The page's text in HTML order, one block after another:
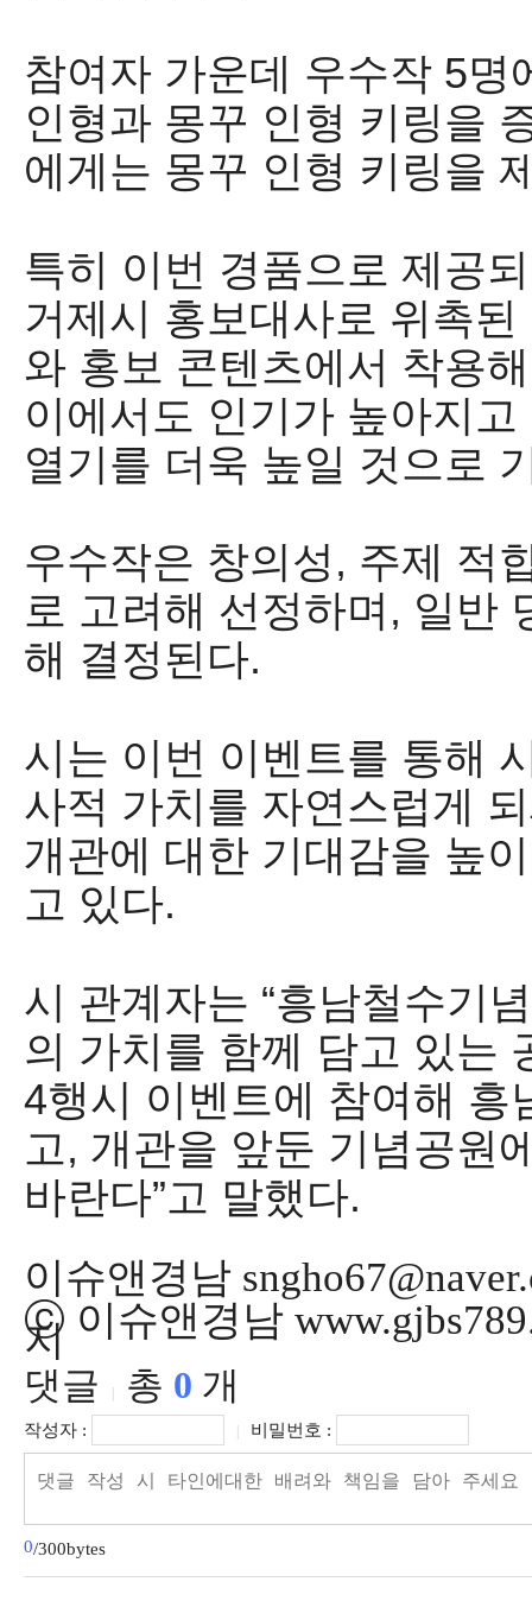
참여자 가운데 우수작 5명
인형과 몽꾸 인형 키링을
에게는 몽꾸 인형 키링을
특히 이번 경품으로 제공
거제시 홍보대사로 위촉
와 홍보 콘텐츠에서 착용
이에서도 인기가 높아지
열기를 더욱 높일 것으로
우수작은 창의성, 주제 적
로 고려해 선정하며, 일반
해 결정된다.
시는 이번 이벤트를 통해
사적 가치를 자연스럽게
개관에 대한 기대감을 높
고 있다.
시 관계자는 “흥남철수기
의 가치를 함께 담고 있는
4행시 이벤트에 참여해 흥
고, 개관을 앞둔 기념공원
바란다”고 말했다.
이슈앤경남
ⓒ 이슈앤경남
지
댓글 총 0 개
작성자 : 비밀번호 :
0/300bytes